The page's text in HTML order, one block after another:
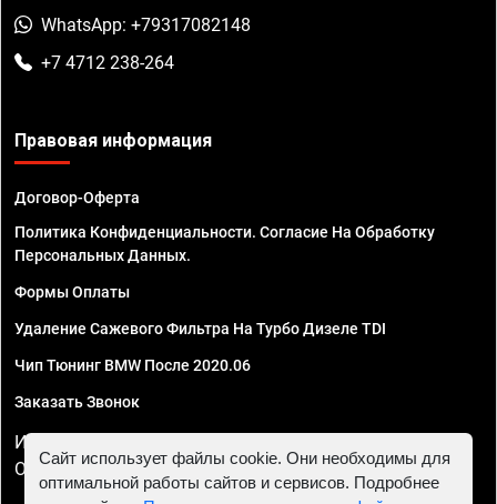
WhatsApp: +79317082148
+7 4712 238-264
Правовая информация
Договор-Оферта
Политика Конфиденциальности. Согласие На Обработку
Персональных Данных.
Формы Оплаты
Удаление Сажевого Фильтра На Турбо Дизеле TDI
Чип Тюнинг BMW После 2020.06
Заказать Звонок
ИП Смирнов Георгий Павлович. ИНН 781302555843,
ОГРНИП 324470400032610
Сайт использует файлы cookie. Они необходимы для
оптимальной работы сайтов и сервисов. Подробнее